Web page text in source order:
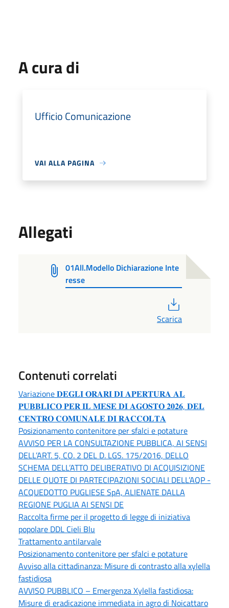
A cura di
Ufficio Comunicazione
VAI ALLA PAGINA
Allegati
01All.Modello Dichiarazione Inte
resse
Scarica
Contenuti correlati
Variazione 𝐃𝐄𝐆𝐋𝐈 𝐎𝐑𝐀𝐑𝐈 𝐃𝐈 𝐀𝐏𝐄𝐑𝐓𝐔𝐑𝐀 𝐀𝐋
𝐏𝐔𝐁𝐁𝐋𝐈𝐂𝐎 𝐏𝐄𝐑 𝐈𝐋 𝐌𝐄𝐒𝐄 𝐃𝐈 𝐀𝐆𝐎𝐒𝐓𝐎 𝟐𝟎𝟐𝟔, 𝐃𝐄𝐋
𝐂𝐄𝐍𝐓𝐑𝐎 𝐂𝐎𝐌𝐔𝐍𝐀𝐋𝐄 𝐃𝐈 𝐑𝐀𝐂𝐂𝐎𝐋𝐓𝐀
Posizionamento contenitore per sfalci e potature
AVVISO PER LA CONSULTAZIONE PUBBLICA, AI SENSI
DELL’ART. 5, CO. 2 DEL D. LGS. 175/2016, DELLO
SCHEMA DELL’ATTO DELIBERATIVO DI ACQUISIZIONE
DELLE QUOTE DI PARTECIPAZIONI SOCIALI DELL’AQP -
ACQUEDOTTO PUGLIESE SpA, ALIENATE DALLA
REGIONE PUGLIA AI SENSI DE
Raccolta firme per il progetto di legge di iniziativa
popolare DDL Cieli Blu
Trattamento antilarvale
Posizionamento contenitore per sfalci e potature
Avviso alla cittadinanza: Misure di contrasto alla xylella
fastidiosa
AVVISO PUBBLICO – Emergenza Xylella fastidiosa:
Misure di eradicazione immediata in agro di Noicattaro